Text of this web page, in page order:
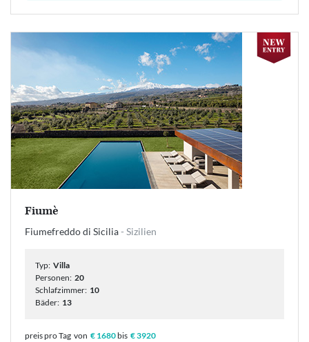
Fiumè
Fiumefreddo di Sicilia- Sizilien
Typ: Villa
Personen: 20
Schlafzimmer: 10
Bäder: 13
preis pro Tag von € 1680 bis € 3920